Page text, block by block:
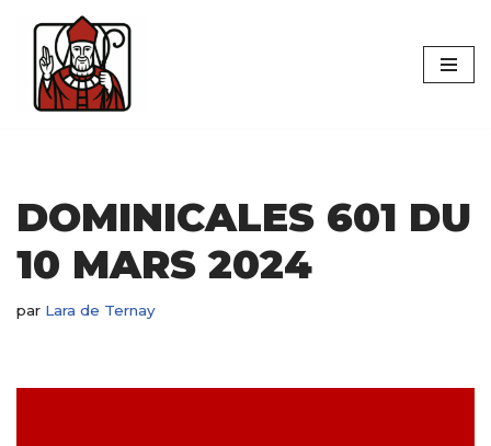
Aller
contenu
DOMINICALES 601 DU
10 MARS 2024
par Lara de Ternay